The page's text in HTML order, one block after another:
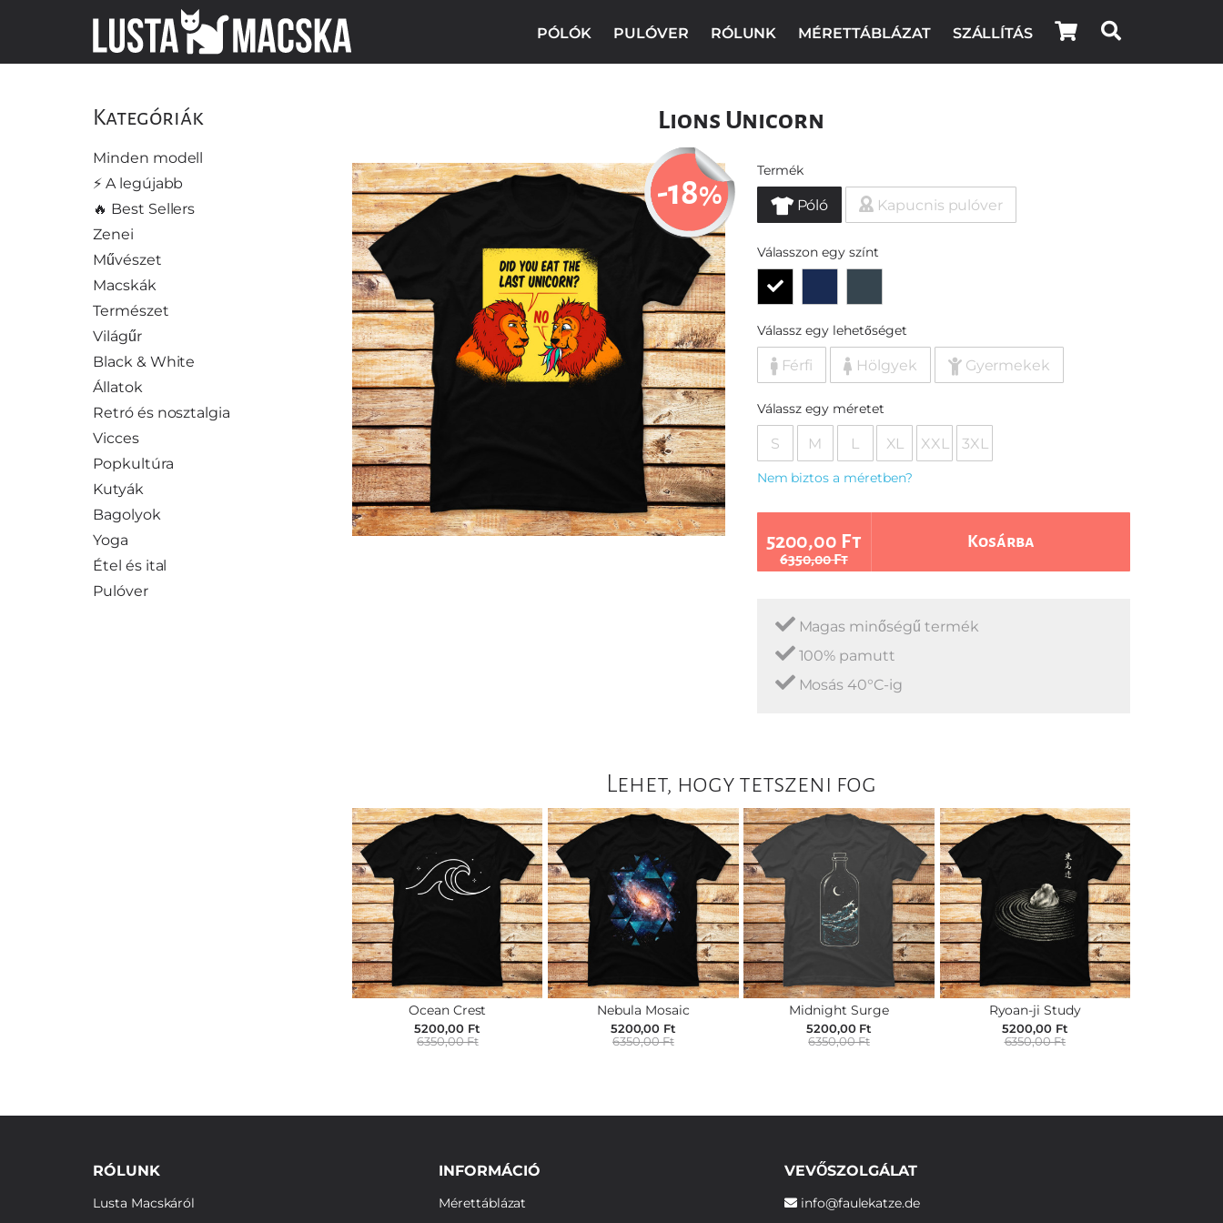
PÓLÓK PULÓVER RÓLUNK MÉRETTÁBLÁZAT SZÁLLÍTÁS
Kategóriák
Minden modell
⚡️ A legújabb
🔥 Best Sellers
Zenei
Művészet
Macskák
Természet
Világűr
Black & White
Állatok
Retró és nosztalgia
Vicces
Popkultúra
Kutyák
Bagolyok
Yoga
Étel és ital
Pulóver
Lions Unicorn
-18%
Termék
Póló Kapucnis pulóver
Válasszon egy színt
Válassz egy lehetőséget
Férfi Hölgyek Gyermekek
Válassz egy méretet
S M L XL XXL 3XL
Nem biztos a méretben?
5200,00 Ft
6350,00 Ft
Kosárba
Magas minőségű termék
100% pamutt
Mosás 40°C-ig
Lehet, hogy tetszeni fog
Ocean Crest
5200,00 Ft
6350,00 Ft
Nebula Mosaic
5200,00 Ft
6350,00 Ft
Midnight Surge
5200,00 Ft
6350,00 Ft
Ryoan-ji Study
5200,00 Ft
6350,00 Ft
RÓLUNK
Lusta Macskáról
INFORMÁCIÓ
Mérettáblázat
VEVŐSZOLGÁLAT
info@faulekatze.de